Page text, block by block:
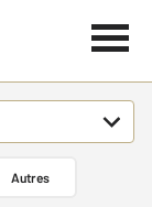
Autres